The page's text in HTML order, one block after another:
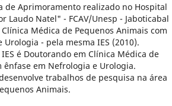
de Aprimoramento realizado no Hospital
Laudo Natel" - FCAV/Unesp - Jaboticabal
Médica de Pequenos Animais com
- pela mesma IES (2010).
é Doutorando em Clínica Médica de
ênfase em Nefrologia e Urologia.
trabalhos de pesquisa na área
Animais.